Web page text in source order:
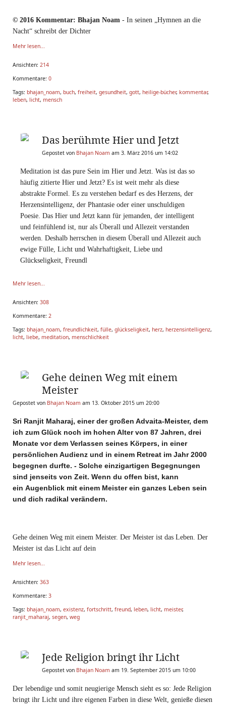
© 2016 Kommentar: Bhajan Noam - In seinen „Hymnen an die
Nacht“ schreibt der Dichter
Mehr lesen...
Ansichten: 214
Kommentare: 0
Tags: bhajan_noam, buch, freiheit, gesundheit, gott, heilige-bücher, kommentar,
leben, licht, mensch
Das berühmte Hier und Jetzt
Gepostet von Bhajan Noam am 3. März 2016 um 14:02
Meditation ist das pure Sein im Hier und Jetzt. Was ist das so
häufig zitierte Hier und Jetzt? Es ist weit mehr als diese
abstrakte Formel. Es zu verstehen bedarf es des Herzens, der
Herzensintelligenz, der Phantasie oder einer unschuldigen
Poesie. Das Hier und Jetzt kann für jemanden, der intelligent
und feinfühlend ist, nur als Überall und Allezeit verstanden
werden. Deshalb herrschen in diesem Überall und Allezeit auch
ewige Fülle, Licht und Wahrhaftigkeit, Liebe und
Glückseligkeit, Freundl
Mehr lesen...
Ansichten: 308
Kommentare: 2
Tags: bhajan_noam, freundlichkeit, fülle, glückseligkeit, herz, herzensintelligenz,
licht, liebe, meditation, menschlichkeit
Gehe deinen Weg mit einem
Meister
Gepostet von Bhajan Noam am 13. Oktober 2015 um 20:00
Sri Ranjit Maharaj, einer der großen Advaita-Meister, dem
ich zum Glück noch im hohen Alter von 87 Jahren, drei
Monate vor dem Verlassen seines Körpers, in einer
persönlichen Audienz und in einem Retreat im Jahr 2000
begegnen durfte. - Solche einzigartigen Begegnungen
sind jenseits von Zeit. Wenn du offen bist, kann
ein Augenblick mit einem Meister ein ganzes Leben sein
und dich radikal verändern.
Gehe deinen Weg mit einem Meister. Der Meister ist das Leben. Der
Meister ist das Licht auf dein
Mehr lesen...
Ansichten: 363
Kommentare: 3
Tags: bhajan_noam, existenz, fortschritt, freund, leben, licht, meister,
ranjit_maharaj, segen, weg
Jede Religion bringt ihr Licht
Gepostet von Bhajan Noam am 19. September 2015 um 10:00
Der lebendige und somit neugierige Mensch sieht es so: Jede Religion
bringt ihr Licht und ihre eigenen Farben in diese Welt, genieße diesen